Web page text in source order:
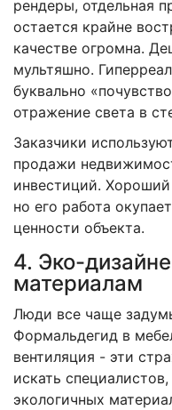
рендеры, отдельная
остается крайне
качестве огромна.
мультяшно.
буквально
отражение света в
Заказчики
продажи
инвестиций. Хороший
но его работа
ценности объекта.
4. Эко-
материалам
Люди все чаще
Формальдегид в
вентиляция - эти
искать
экологичных